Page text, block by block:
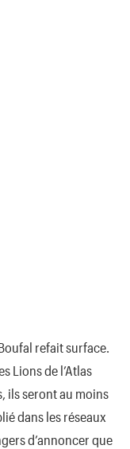
refait surface.
Lions de l’Atlas
ils seront au moins
dans les réseaux
d’annoncer que